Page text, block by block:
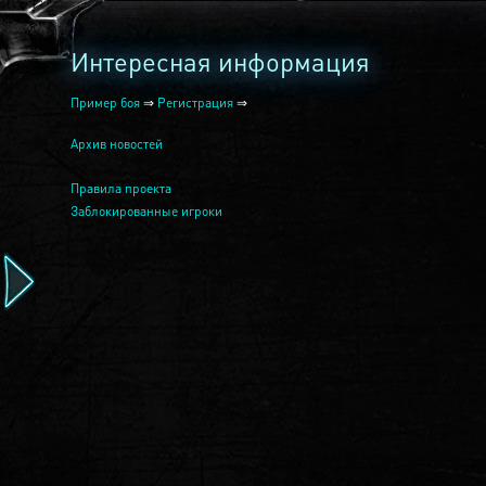
Интересная информация
Пример боя ⇒ Регистрация ⇒
Архив новостей
Правила проекта
Заблокированные игроки